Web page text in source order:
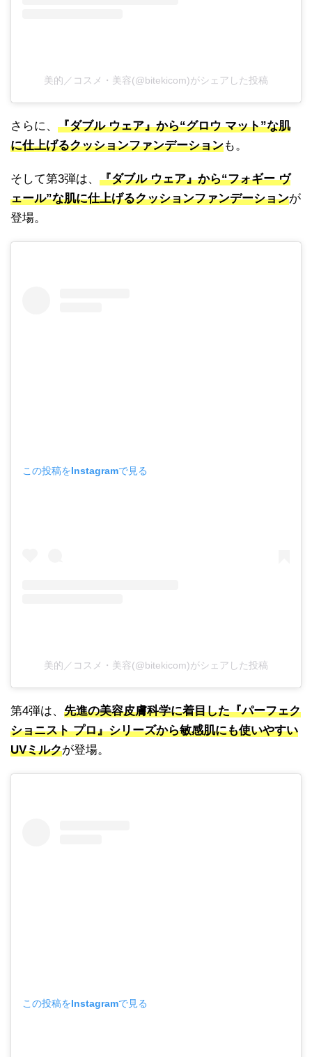
美的／コスメ・美容(@bitekicom)がシェアした投稿
さらに、 『ダブル ウェア』から“グロウ マット”な肌
に仕上げるクッションファンデーションも。
そして第3弾は、 『ダブル ウェア』から“フォギー ヴ
ェール”な肌に仕上げるクッションファンデーションが
登場。
この投稿をInstagramで見る
美的／コスメ・美容(@bitekicom)がシェアした投稿
第4弾は、 先進の美容皮膚科学に着目した『パーフェク
ショニスト プロ』シリーズから敏感肌にも使いやすい
UVミルクが登場。
この投稿をInstagramで見る